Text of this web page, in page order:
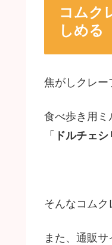
コムク
しめる
焦がしクレー
食べ歩き用ミ
「 ドルチェ
そんなコムク
また、通販